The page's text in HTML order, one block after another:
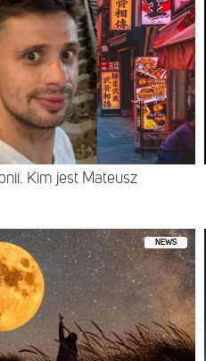
Kim jest Mateusz
NEWS